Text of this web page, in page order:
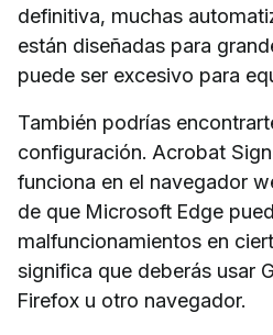
definitiva, muchas
están diseñadas para
puede ser excesivo para
También podrías
configuración. Acrobat
funciona en el navegador
de que Microsoft Edge
malfuncionamientos en
significa que deberás usar
Firefox u otro navegador.